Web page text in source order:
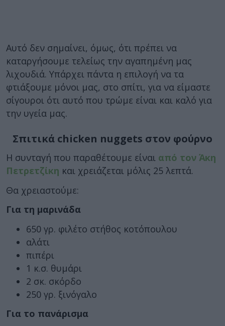
Αυτό δεν σημαίνει, όμως, ότι πρέπει να
καταργήσουμε τελείως την αγαπημένη μας
λιχουδιά. Υπάρχει πάντα η επιλογή να τα
φτιάξουμε μόνοι μας, στο σπίτι, για να είμαστε
σίγουροι ότι αυτό που τρώμε είναι και καλό για
την υγεία μας.
Σπιτικά chicken nuggets στον φούρνο
Η συνταγή που παραθέτουμε είναι από τον Άκη
Πετρετζίκη και χρειάζεται μόλις 25 λεπτά.
Θα χρειαστούμε:
Για τη μαρινάδα
650 γρ. φιλέτο στήθος κοτόπουλου
αλάτι
πιπέρι
1 κ.σ. θυμάρι
2 σκ. σκόρδο
250 γρ. ξινόγαλο
Για το πανάρισμα